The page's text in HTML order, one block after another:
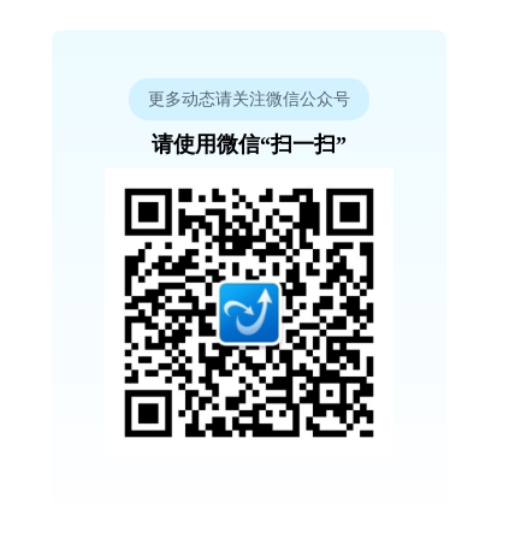
更多动态请关注微信公众号
请使用微信“扫一扫”